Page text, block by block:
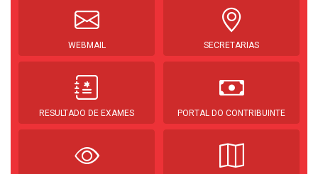
WEBMAIL SECRETARIAS
RESULTADO DE EXAMES PORTAL DO CONTRIBUINTE